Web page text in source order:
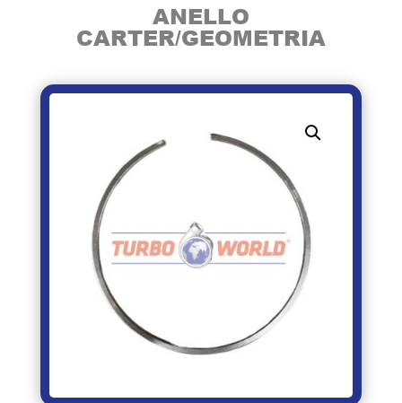
ANELLO
CARTER/GEOMETRIA